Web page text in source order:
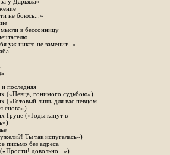
у Дарьяла»
не боюсь...»
мысли в бессонницу
уж никто не заменит...»
и последняя
(«Певца, гонимого судьбою»)
(«Готовый лишь для вас певцом
снова»)
Груне («Годы канут в
Ты так испугалась»)
письмо без адреса
довольно...»)